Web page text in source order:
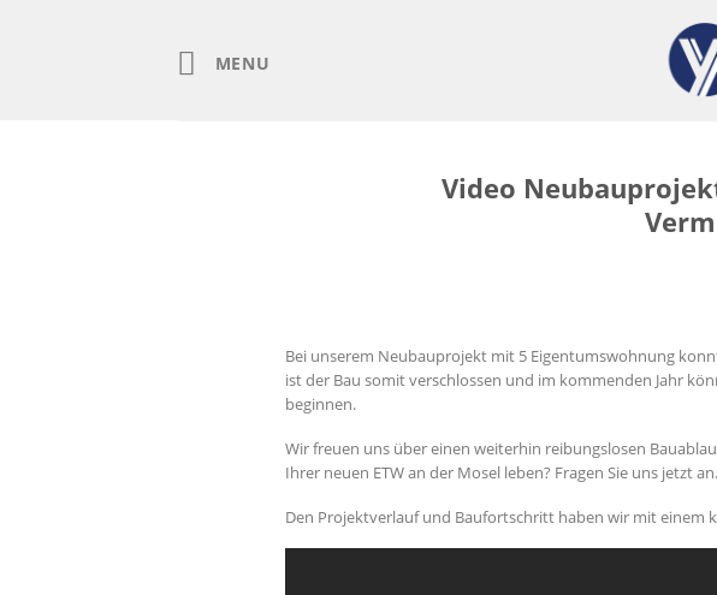
MENU
Video
Bei unserem Neubauprojekt mit 5 Eigentumswohnung
ist der Bau somit verschlossen und im kommenden Jahr
beginnen.
Wir freuen uns über einen weiterhin reibungslosen
Ihrer neuen ETW an der Mosel leben? Fragen Sie uns jetzt an.
Den Projektverlauf und Baufortschritt haben wir mit einem